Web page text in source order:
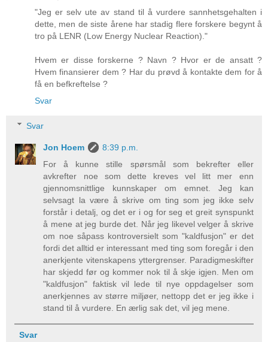
"Jeg er selv ute av stand til å vurdere sannhetsgehalten i
dette, men de siste årene har stadig flere forskere begynt å
tro på LENR (Low Energy Nuclear Reaction)."
Hvem er disse forskerne ? Navn ? Hvor er de ansatt ?
Hvem finansierer dem ? Har du prøvd å kontakte dem for å
få en befkreftelse ?
Svar
Svar
Jon Hoem
8:39 p.m.
For å kunne stille spørsmål som bekrefter eller
avkrefter noe som dette kreves vel litt mer enn
gjennomsnittlige kunnskaper om emnet. Jeg kan
selvsagt la være å skrive om ting som jeg ikke selv
forstår i detalj, og det er i og for seg et greit synspunkt
å mene at jeg burde det. Når jeg likevel velger å skrive
om noe såpass kontroversielt som "kaldfusjon" er det
fordi det alltid er interessant med ting som foregår i den
anerkjente vitenskapens yttergrenser. Paradigmeskifter
har skjedd før og kommer nok til å skje igjen. Men om
"kaldfusjon" faktisk vil lede til nye oppdagelser som
anerkjennes av større miljøer, nettopp det er jeg ikke i
stand til å vurdere. En ærlig sak det, vil jeg mene.
Svar